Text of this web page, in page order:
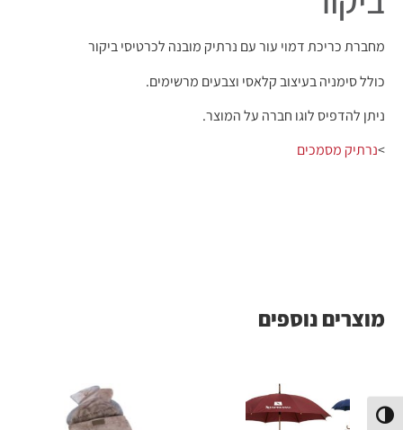
הפעל/כבה ניגודיות גבוהה
מחברת כריכת דמוי עור עם נרתיק מובנה לכרטיסי ביקור
כולל סימניה בעיצוב קלאסי וצבעים מרשימים.
ניתן להדפיס לוגו חברה על המוצר.
>נרתיק מסמכים
מוצרים נוספים